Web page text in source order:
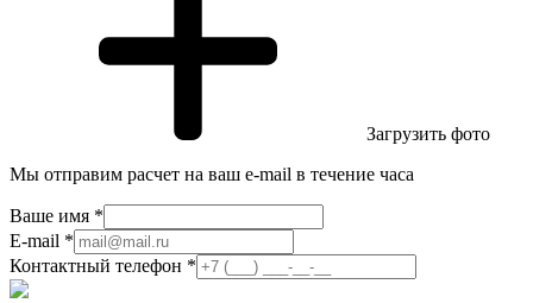
Загрузить фото
Мы отправим расчет на ваш e-mail в течение часа
Ваше имя *
E-mail *
Контактный телефон *